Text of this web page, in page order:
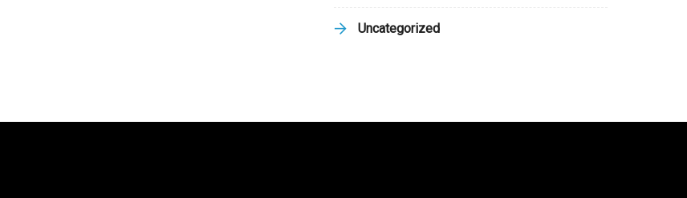
Uncategorized